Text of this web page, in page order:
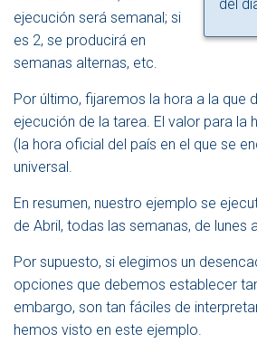
del
ejecución será semanal; si
es 2, se producirá en
semanas alternas, etc.
Por último, fijaremos la hora a la que
ejecución de la tarea. El valor para la
(la hora oficial del país en el que se
universal.
En resumen, nuestro ejemplo se
de Abril, todas las semanas, de lunes
Por supuesto, si elegimos un
opciones que debemos establecer
embargo, son tan fáciles de
hemos visto en este ejemplo.